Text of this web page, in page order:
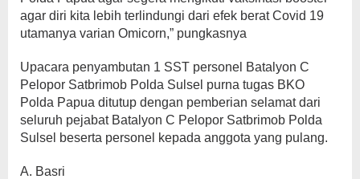
agar diri kita lebih terlindungi dari efek berat Covid 19
utamanya varian Omicorn,” pungkasnya
Upacara penyambutan 1 SST personel Batalyon C
Pelopor Satbrimob Polda Sulsel purna tugas BKO
Polda Papua ditutup dengan pemberian selamat dari
seluruh pejabat Batalyon C Pelopor Satbrimob Polda
Sulsel beserta personel kepada anggota yang pulang.
A. Basri